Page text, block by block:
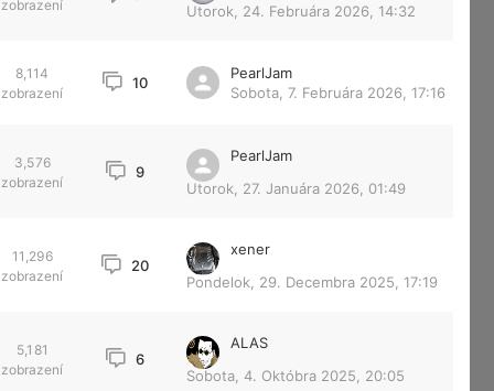
zobrazení
Utorok, 24. Februára 2026, 14:32
8,114
zobrazení
10
PearlJam
Sobota, 7. Februára 2026, 17:16
3,576
zobrazení
9
PearlJam
Utorok, 27. Januára 2026, 01:49
11,296
zobrazení
20
xener
Pondelok, 29. Decembra 2025, 17:19
5,181
zobrazení
6
ALAS
Sobota, 4. Októbra 2025, 20:05